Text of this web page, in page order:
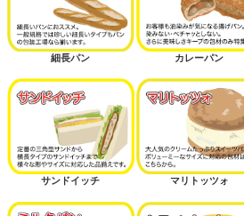
細長パン カレーパン
サンドイッチ マリトッツォ